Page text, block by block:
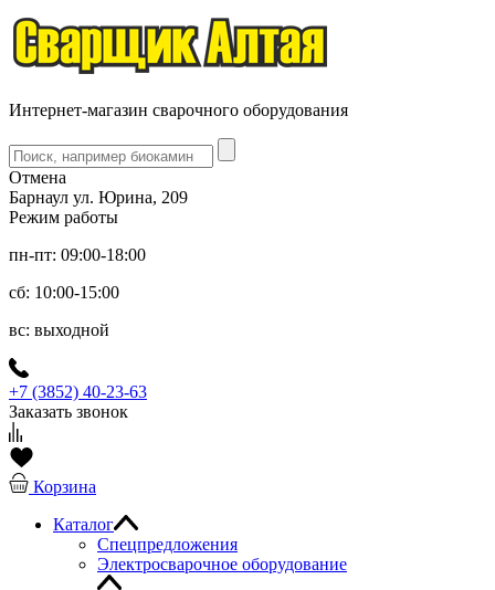
Интернет-магазин сварочного оборудования
Отмена
Барнаул ул. Юрина, 209
Режим работы
пн-пт: 09:00-18:00
сб: 10:00-15:00
вс: выходной
+7 (3852) 40-23-63
Заказать звонок
Корзина
Каталог
Спецпредложения
Электросварочное оборудование